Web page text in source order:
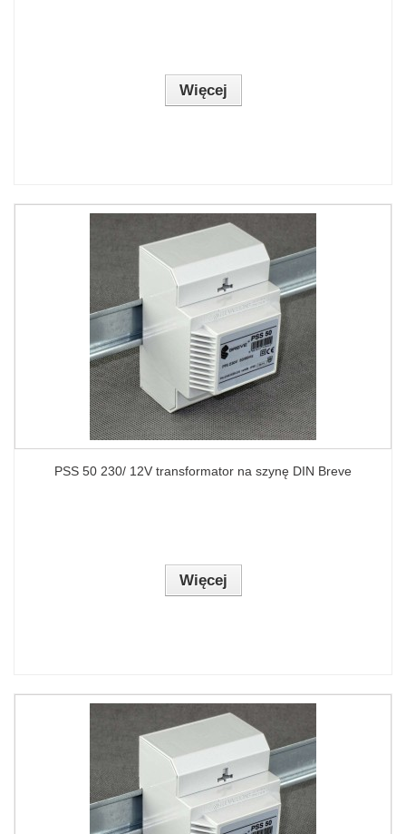
Więcej
PSS 50 230/ 12V transformator na szynę DIN Breve
Więcej